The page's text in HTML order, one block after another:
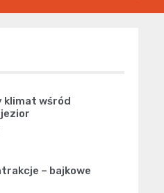
klimat wśród
– bajkowe